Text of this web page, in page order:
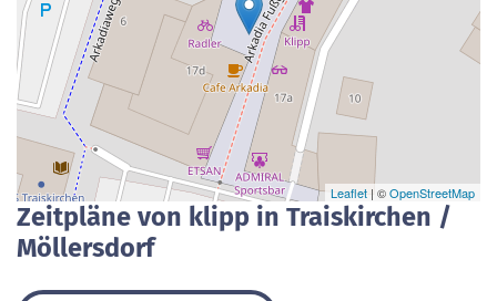
Leaflet | ©OpenStreetMap
Zeitpläne von klipp in Traiskirchen /
Möllersdorf